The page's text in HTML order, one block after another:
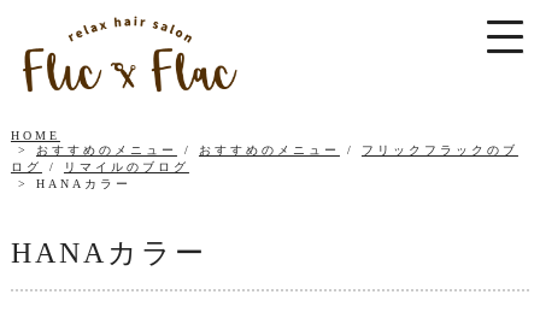
HOME
おすすめのメニュー
/ おすすめのメニュー / フリックフラックのブ
ログ
/
リマイルのブログ
HANAカラー
HANAカラー